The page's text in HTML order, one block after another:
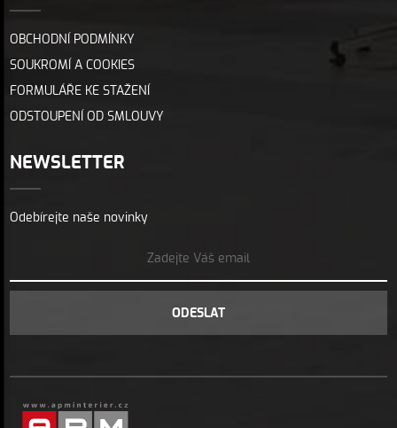
OBCHODNÍ PODMÍNKY
SOUKROMÍ A COOKIES
FORMULÁŘE KE STAŽENÍ
ODSTOUPENÍ OD SMLOUVY
NEWSLETTER
Odebírejte naše novinky
ODESLAT